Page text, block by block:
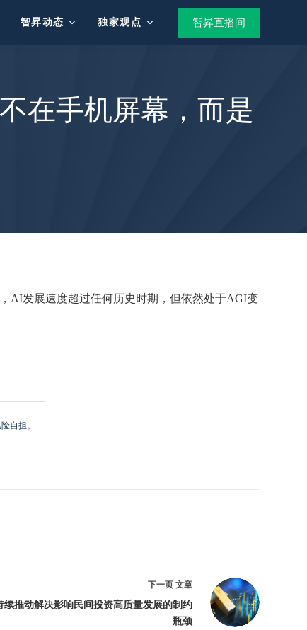
智昇动态 独家观点 智昇直播间
在手机屏幕，而是
AI发展速度超过任何历史时期，但依然处于AGI变
自担。
下一页 文章
续推动解决影响民间投资高质量发展的制约
瓶颈